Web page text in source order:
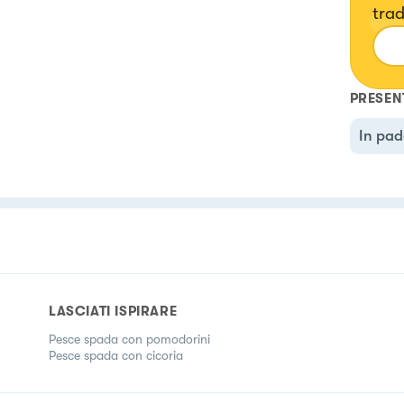
di
le
In
LASCIATI ISPIRARE
Pesce spada con pomodorini
Pesce spada con cicoria